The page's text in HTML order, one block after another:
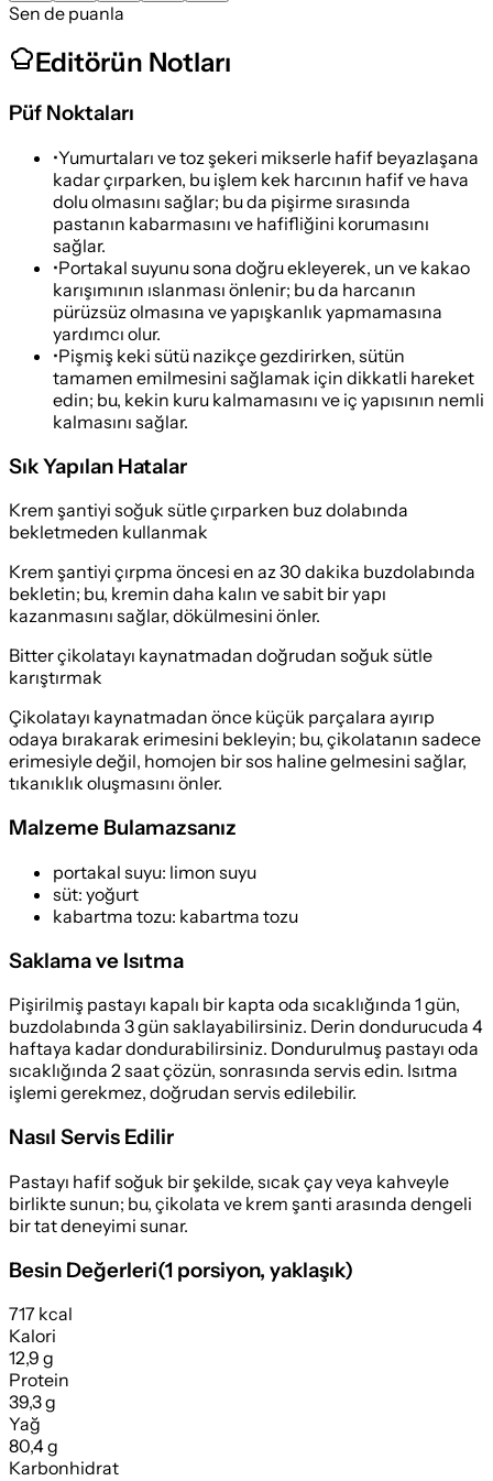
Sen de puanla
Editörün Notları
Püf Noktaları
•Yumurtaları ve toz şekeri mikserle hafif beyazlaşana
kadar çırparken, bu işlem kek harcının hafif ve hava
dolu olmasını sağlar; bu da pişirme sırasında
pastanın kabarmasını ve hafifliğini korumasını
sağlar.
•Portakal suyunu sona doğru ekleyerek, un ve kakao
karışımının ıslanması önlenir; bu da harcanın
pürüzsüz olmasına ve yapışkanlık yapmamasına
yardımcı olur.
•Pişmiş keki sütü nazikçe gezdirirken, sütün
tamamen emilmesini sağlamak için dikkatli hareket
edin; bu, kekin kuru kalmamasını ve iç yapısının nemli
kalmasını sağlar.
Sık Yapılan Hatalar
Krem şantiyi soğuk sütle çırparken buz dolabında
bekletmeden kullanmak
Krem şantiyi çırpma öncesi en az 30 dakika buzdolabında
bekletin; bu, kremin daha kalın ve sabit bir yapı
kazanmasını sağlar, dökülmesini önler.
Bitter çikolatayı kaynatmadan doğrudan soğuk sütle
karıştırmak
Çikolatayı kaynatmadan önce küçük parçalara ayırıp
odaya bırakarak erimesini bekleyin; bu, çikolatanın sadece
erimesiyle değil, homojen bir sos haline gelmesini sağlar,
tıkanıklık oluşmasını önler.
Malzeme Bulamazsanız
portakal suyu: limon suyu
süt: yoğurt
kabartma tozu: kabartma tozu
Saklama ve Isıtma
Pişirilmiş pastayı kapalı bir kapta oda sıcaklığında 1 gün,
buzdolabında 3 gün saklayabilirsiniz. Derin dondurucuda 4
haftaya kadar dondurabilirsiniz. Dondurulmuş pastayı oda
sıcaklığında 2 saat çözün, sonrasında servis edin. Isıtma
işlemi gerekmez, doğrudan servis edilebilir.
Nasıl Servis Edilir
Pastayı hafif soğuk bir şekilde, sıcak çay veya kahveyle
birlikte sunun; bu, çikolata ve krem şanti arasında dengeli
bir tat deneyimi sunar.
Besin Değerleri(1 porsiyon, yaklaşık)
717 kcal
Kalori
12,9 g
Protein
39,3 g
Yağ
80,4 g
Karbonhidrat